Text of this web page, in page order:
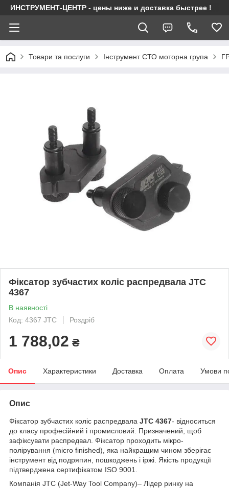
ИНСТРУМЕНТ-ЦЕНТР - цены ниже и доставка быстрее !
Товари та послуги Інструмент СТО моторна група
Фіксатор зубчастих коліс распредвала JTC
4367
В наявності
Код: 4367 JTC
Роздріб
1 788,02 ₴
Опис Характеристики Доставка Оплата Умови
Опис
Фіксатор зубчастих коліс распредвала JTC 4367- відноситься
до класу професійний і промисловий. Призначений, щоб
зафіксувати распредвал. Фіксатор проходить мікро-
полірування (micro finished), яка найкращим чином зберігає
інструмент від подряпин, пошкоджень і іржі. Якість продукції
підтверджена сертифікатом ISO 9001.
Компанія JTC (Jet-Way Tool Company)– Лідер ринку на